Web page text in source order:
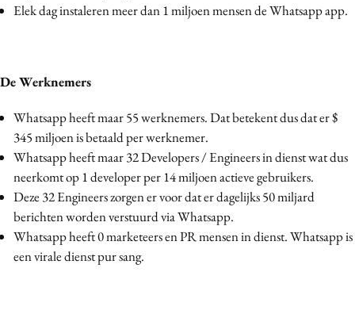
Elek dag instaleren meer dan 1 miljoen mensen de Whatsapp app.
De Werknemers
Whatsapp heeft maar 55 werknemers. Dat betekent dus dat er $
345 miljoen is betaald per werknemer.
Whatsapp heeft maar 32 Developers / Engineers in dienst wat dus
neerkomt op 1 developer per 14 miljoen actieve gebruikers.
Deze 32 Engineers zorgen er voor dat er dagelijks 50 miljard
berichten worden verstuurd via Whatsapp.
Whatsapp heeft 0 marketeers en PR mensen in dienst. Whatsapp is
een virale dienst pur sang.